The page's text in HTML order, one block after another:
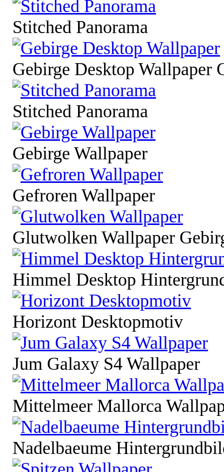
Stitched Panorama
Gebirge Desktop Wallpaper
Stitched Panorama
Gebirge Wallpaper
Gefroren Wallpaper
Glutwolken Wallpaper
Himmel Desktop
Horizont Desktopmotiv
Jum Galaxy S4 Wallpaper
Mittelmeer Mallorca
Nadelbaeume